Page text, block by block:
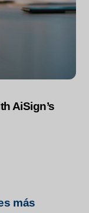
AiSign’s
más